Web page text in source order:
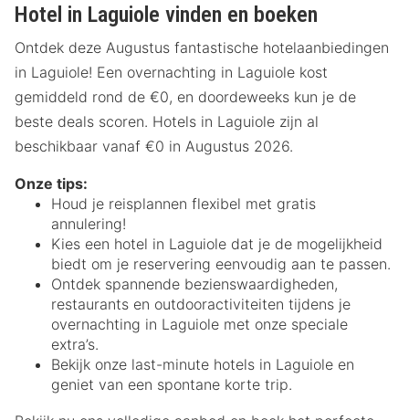
Hotel in Laguiole vinden en boeken
Ontdek deze Augustus fantastische hotelaanbiedingen
in Laguiole! Een overnachting in Laguiole kost
gemiddeld rond de €0, en doordeweeks kun je de
beste deals scoren. Hotels in Laguiole zijn al
beschikbaar vanaf €0 in Augustus 2026.
Onze tips:
Houd je reisplannen flexibel met gratis
annulering!
Kies een hotel in Laguiole dat je de mogelijkheid
biedt om je reservering eenvoudig aan te passen.
Ontdek spannende bezienswaardigheden,
restaurants en outdooractiviteiten tijdens je
overnachting in Laguiole met onze speciale
extra’s.
Bekijk onze last-minute hotels in Laguiole en
geniet van een spontane korte trip.